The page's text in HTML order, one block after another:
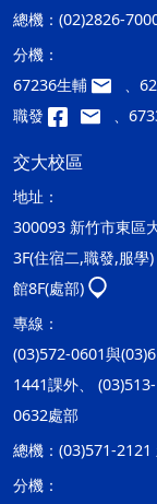
總機： (02)2826-
分機：
67236生輔
、
職發
、
交大校區
地址：
300093 新竹市東區
3F(住宿二,職發,服學)
館8F(處部)
專線：
(03)572-0601與
1441課外、
0632處部
總機： (03)571-2121
分機：